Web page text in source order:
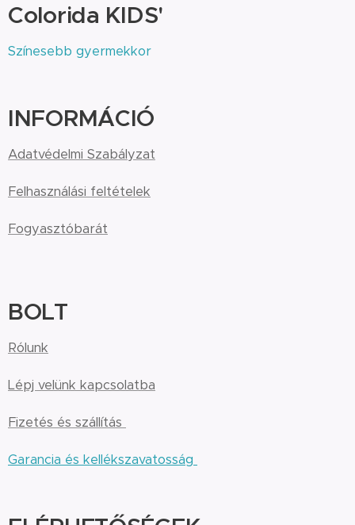
Colorida KIDS'
Színesebb gyermekkor
INFORMÁCIÓ
Adatvédelmi Szabályzat
Felhasználási feltételek
Fogyasztóbarát
BOLT
Rólunk
Lépj velünk kapcsolatba
Fizetés és szállítás
Garancia és kellékszavatosság